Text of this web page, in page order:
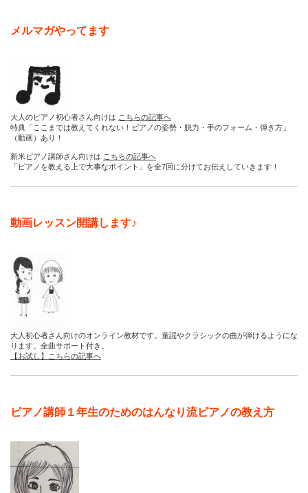
メルマガやってます
大人のピアノ初心者さん向けは こちらの記事へ
特典「ここまでは教えてくれない！ピアノの姿勢・脱力・手のフォーム・弾き方」
（動画）あり！
新米ピアノ講師さん向けは こちらの記事へ
「ピアノを教える上で大事なポイント」を全7回に分けてお伝えしていきます！
動画レッスン開講します♪
大人初心者さん向けのオンライン教材です。童謡やクラシックの曲が弾けるようにな
ります。全曲サポート付き。
【お試し】こちらの記事へ
ピアノ講師１年生のためのはんなり流ピアノの教え方